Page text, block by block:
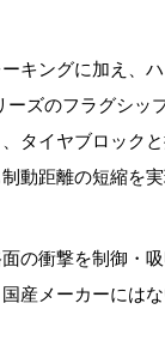
キングに加え、
ーズのフラグシッ
タイヤブロックと
動距離の短縮を実
の衝撃を制御・
産メーカーには